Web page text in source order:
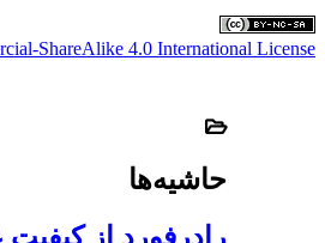
ShareAlike 4.0 International License
حاشیه‌ها